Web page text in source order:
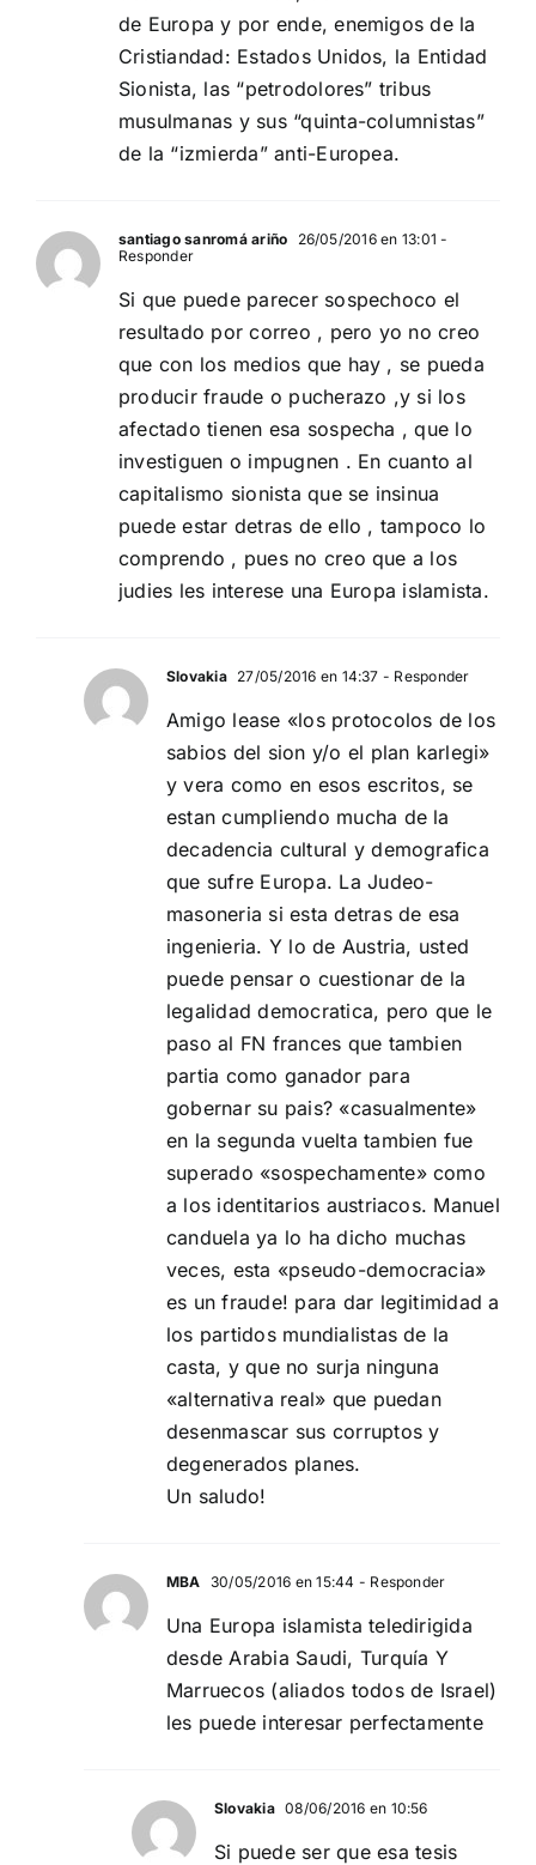
de Europa y por ende, enemigos de la
Cristiandad: Estados Unidos, la Entidad
Sionista, las “petrodolores” tribus
musulmanas y sus “quinta-columnistas”
de la “izmierda” anti-Europea.
santiago sanromá ariño 26/05/2016 en 13:01 -
Responder
Si que puede parecer sospechoco el
resultado por correo , pero yo no creo
que con los medios que hay , se pueda
producir fraude o pucherazo ,y si los
afectado tienen esa sospecha , que lo
investiguen o impugnen . En cuanto al
capitalismo sionista que se insinua
puede estar detras de ello , tampoco lo
comprendo , pues no creo que a los
judies les interese una Europa islamista.
Slovakia 27/05/2016 en 14:37 - Responder
Amigo lease «los protocolos de los
sabios del sion y/o el plan karlegi»
y vera como en esos escritos, se
estan cumpliendo mucha de la
decadencia cultural y demografica
que sufre Europa. La Judeo-
masoneria si esta detras de esa
ingenieria. Y lo de Austria, usted
puede pensar o cuestionar de la
legalidad democratica, pero que le
paso al FN frances que tambien
partia como ganador para
gobernar su pais? «casualmente»
en la segunda vuelta tambien fue
superado «sospechamente» como
a los identitarios austriacos. Manuel
canduela ya lo ha dicho muchas
veces, esta «pseudo-democracia»
es un fraude! para dar legitimidad a
los partidos mundialistas de la
casta, y que no surja ninguna
«alternativa real» que puedan
desenmascar sus corruptos y
degenerados planes.
Un saludo!
MBA 30/05/2016 en 15:44 - Responder
Una Europa islamista teledirigida
desde Arabia Saudi, Turquía Y
Marruecos (aliados todos de Israel)
les puede interesar perfectamente
Slovakia 08/06/2016 en 10:56
Si puede ser que esa tesis